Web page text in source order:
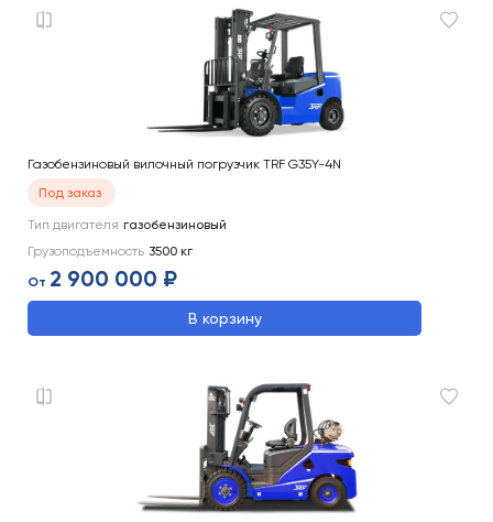
Газобензиновый вилочный погрузчик TRF G35Y-4N
Под заказ
Тип двигателя газобензиновый
Грузоподъемность 3500 кг
От 2 900 000 ₽
В корзину